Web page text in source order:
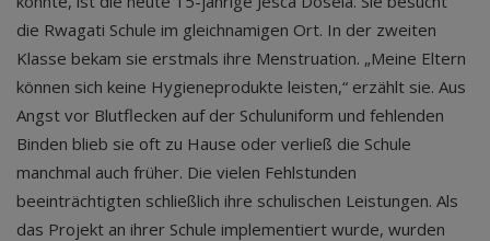
die Rwagati Schule im gleichnamigen Ort. In der zweiten
Klasse bekam sie erstmals ihre Menstruation. „Meine Eltern
können sich keine Hygieneprodukte leisten,“ erzählt sie. Aus
Angst vor Blutflecken auf der Schuluniform und fehlenden
Binden blieb sie oft zu Hause oder verließ die Schule
manchmal auch früher. Die vielen Fehlstunden
beeinträchtigten schließlich ihre schulischen Leistungen. Als
das Projekt an ihrer Schule implementiert wurde, wurden